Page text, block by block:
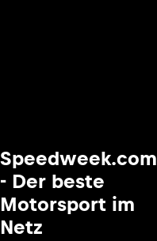
Speedweek.com
- Der beste
Motorsport im
Netz